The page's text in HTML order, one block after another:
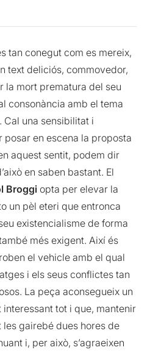
tan conegut com es mereix,
text deliciós, commovedor,
la mort prematura del seu
consonància amb el tema
Cal una sensibilitat i
en escena la proposta
aquest sentit, podem dir
en saben bastant. El
Broggi opta per elevar la
un pèl eteri que entronca
existencialisme de forma
més exigent. Així és
el vehicle amb el qual
i els seus conflictes tan
La peça aconsegueix un
tot i que, mantenir
gairebé dues hores de
i, per això, s’agraeixen